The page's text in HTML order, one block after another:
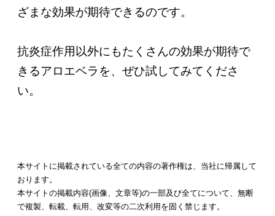
ざまな効果が期待できるのです。
抗炎症作用以外にもたくさんの効果が期待で
きるアロエベラを、ぜひ試してみてくださ
い。
本サイトに掲載されている全ての内容の著作権は、当社に帰属して
おります。
本サイトの掲載内容(画像、文章等)の一部及び全てについて、無断
で複製、転載、転用、改変等の二次利用を固く禁じます。